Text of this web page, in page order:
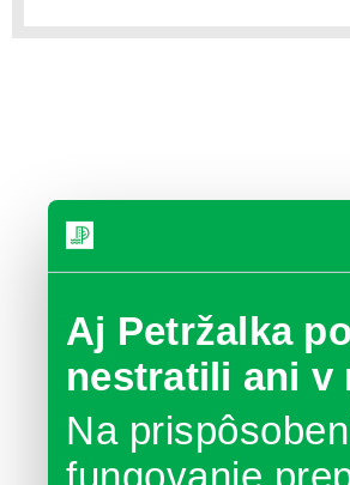
Aj Petržalka
nestratili ani v
Na